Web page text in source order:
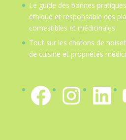
Le guide des bonnes
éthique et responsable des
comestibles et médicinales
Tout sur les chatons de
de cuisine et propriétés